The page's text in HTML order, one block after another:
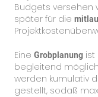
Budgets versehen
später für die
EineGrobplanung ist
begleitend
werden kumulativ
gestellt, sodaß